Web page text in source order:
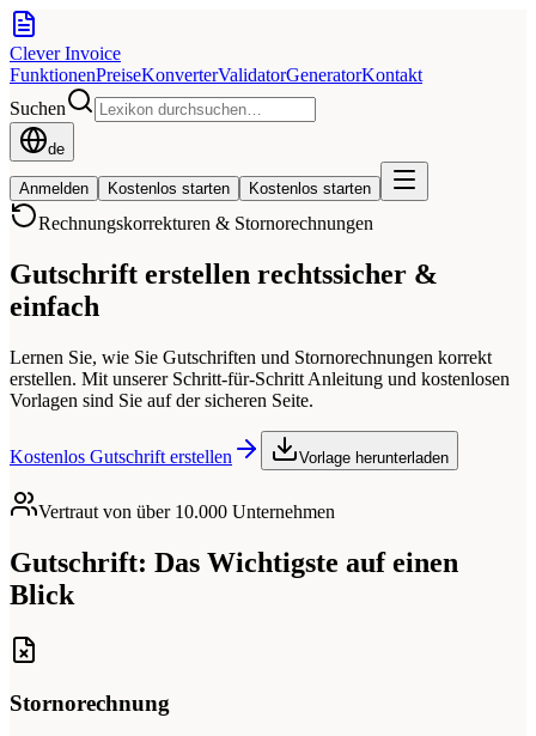
Clever Invoice
FunktionenPreiseKonverterValidatorGeneratorKontakt
Suchen
de
Anmelden Kostenlos starten Kostenlos starten
Rechnungskorrekturen & Stornorechnungen
Gutschrift erstellen rechtssicher &
einfach
Lernen Sie, wie Sie Gutschriften und Stornorechnungen korrekt
erstellen. Mit unserer Schritt-für-Schritt Anleitung und kostenlosen
Vorlagen sind Sie auf der sicheren Seite.
Kostenlos Gutschrift erstellen Vorlage herunterladen
Vertraut von über 10.000 Unternehmen
Gutschrift: Das Wichtigste auf einen
Blick
Stornorechnung